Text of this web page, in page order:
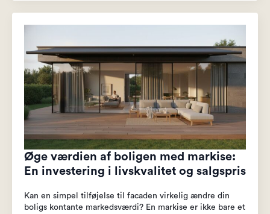
Øge værdien af boligen med markise:
En investering i livskvalitet og salgspris
Kan en simpel tilføjelse til facaden virkelig ændre din
boligs kontante markedsværdi? En markise er ikke bare et